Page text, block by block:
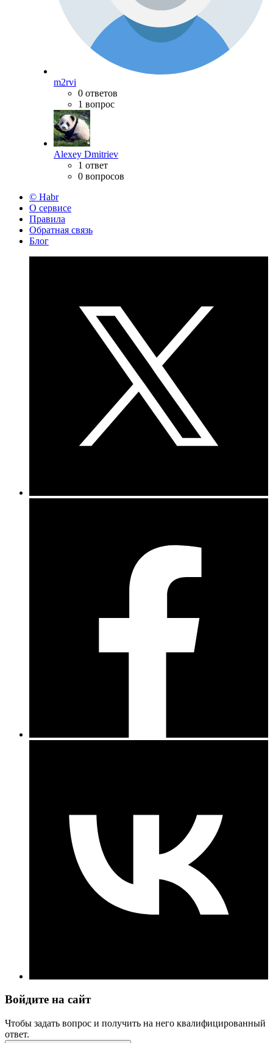
m2rvi
0 ответов
1 вопрос
Alexey Dmitriev
1 ответ
0 вопросов
© Habr
О сервисе
Правила
Обратная связь
Блог
Войдите на сайт
Чтобы задать вопрос и получить на него квалифицированный
ответ.